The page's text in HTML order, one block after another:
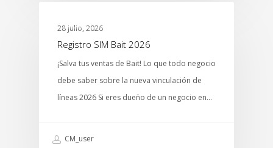
28 julio, 2026
Registro SIM Bait 2026
¡Salva tus ventas de Bait! Lo que todo negocio
debe saber sobre la nueva vinculación de
líneas 2026 Si eres dueño de un negocio en…
CM_user